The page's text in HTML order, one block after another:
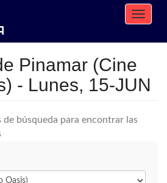
Toggle
Pinamar (Cine
- Lunes, 15-JUN
búsqueda para encontrar las